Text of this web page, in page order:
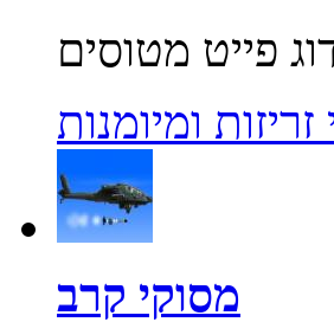
ומיומנות
מסוקי קרב